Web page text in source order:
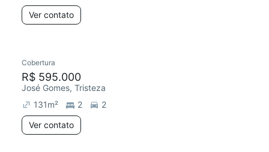
Ver contato
Chegou este mês
Cobertura
R$ 595.000
José Gomes, Tristeza
131m² 2
2
Ver contato